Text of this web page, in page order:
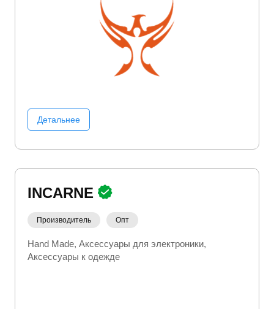
Детальнее
INCARNE
Производитель Опт
Hand Made Аксессуары для электроники
Аксессуары к одежде